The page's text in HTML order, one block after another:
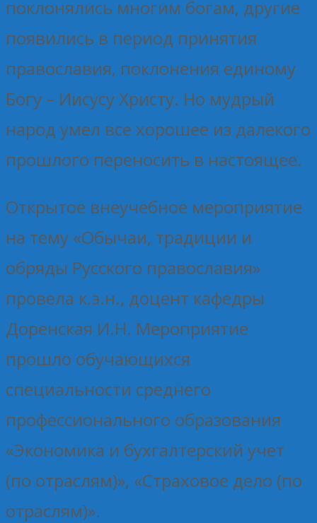
поклонялись многим богам, другие
появились в период принятия
православия, поклонения единому
Богу – Иисусу Христу. Но мудрый
народ умел все хорошее из далекого
прошлого переносить в настоящее.
Открытое внеучебное мероприятие
на тему «Обычаи, традиции и
обряды Русского православия»
провела к.э.н., доцент кафедры
Доренская И.Н. Мероприятие
прошло обучающихся
специальности среднего
профессионального образования
«Экономика и бухгалтерский учет
(по отраслям)», «Страховое дело (по
отраслям)».